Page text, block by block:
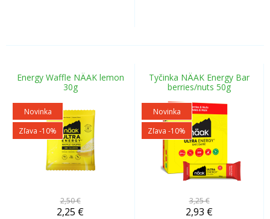
Energy Waffle NÄAK lemon
30g
Novinka
Zľava -10%
2,50 €
2,25 €
Tyčinka NÄAK Energy Bar
berries/nuts 50g
Novinka
Zľava -10%
3,25 €
2,93 €